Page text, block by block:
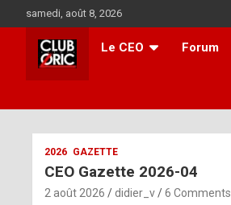
to
content
samedi, août 8, 2026
Le CEO Forum
2026 GAZETTE
CEO Gazette 2026-04
2 août 2026 didier_v 6 Comments